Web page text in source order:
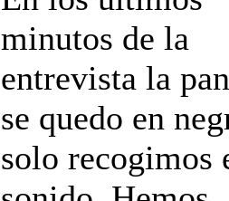
minutos de la
entrevista la
se quedo en
solo recogimos